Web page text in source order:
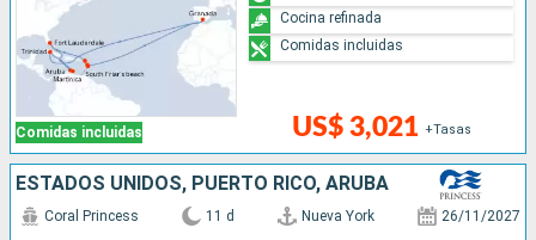
Comidas incluidas US$ 3,021 +Tasas
Cocina refinada
Comidas incluidas
ESTADOS UNIDOS, PUERTO RICO, ARUBA
Coral Princess 11 d Nueva York 26/11/2027